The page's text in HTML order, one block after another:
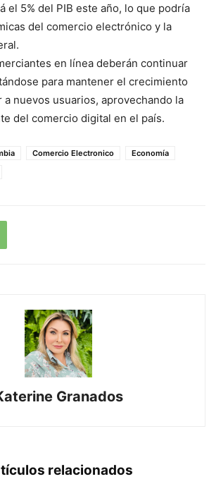
el 5% del PIB este año, lo que podría
del comercio electrónico y la
en línea deberán continuar
para mantener el crecimiento
nuevos usuarios, aprovechando la
del comercio digital en el país.
Comercio Electronico
Economía
Granados
relacionados